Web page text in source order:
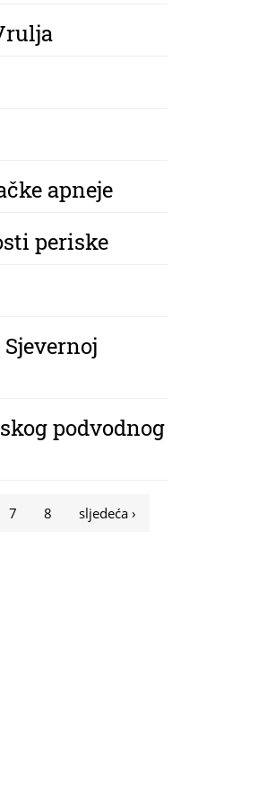
apneje
periske
podvodnog
7 8 sljedeća ›